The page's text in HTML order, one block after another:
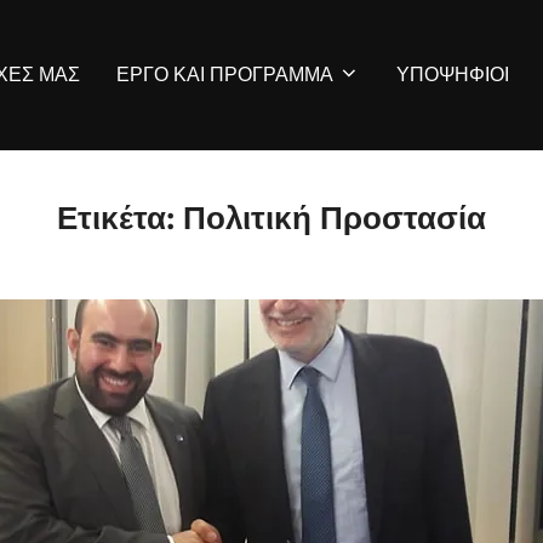
ΜΑΣ ΕΡΓΟ ΚΑΙ ΠΡΟΓΡΑΜΜΑ ΥΠΟΨΗΦΙΟΙ
Ετικέτα: Πολιτική Προστασία